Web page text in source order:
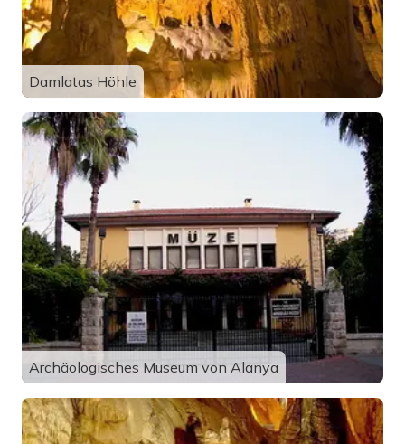
Damlatas Höhle
Archäologisches Museum von Alanya